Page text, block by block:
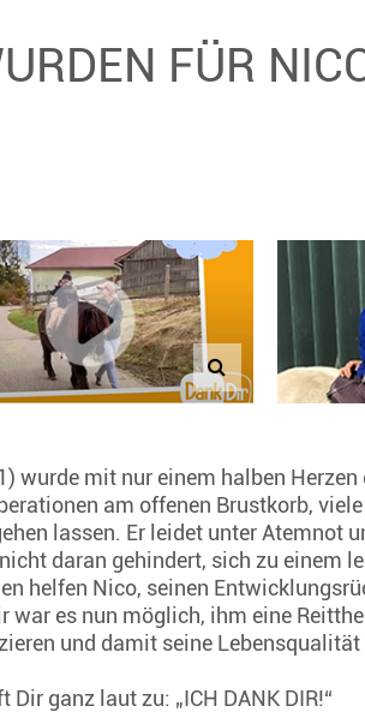
FÜR
wurde mit nur einem halben
am offenen Brustkorb,
lassen. Er leidet unter Atemnot
daran gehindert, sich zu einem
helfen Nico, seinen
war es nun möglich, ihm eine
und damit seine
Dir ganz laut zu: „ICH DANK DIR!“